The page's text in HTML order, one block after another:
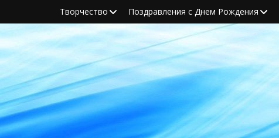
Творчество Поздравления с Днем Рождения